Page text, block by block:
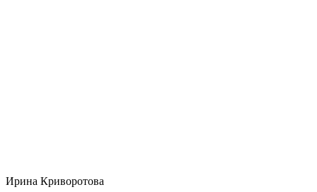
Ирина Криворотова